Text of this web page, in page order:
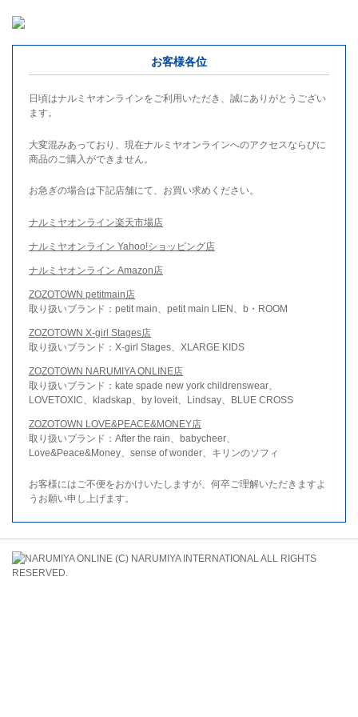
お客様各位
日頃はナルミヤオンラインをご利用いただき、誠にありがとうござい
ます。
大変混みあっており、現在ナルミヤオンラインへのアクセスならびに
商品のご購入ができません。
お急ぎの場合は下記店舗にて、お買い求めください。
ナルミヤオンライン楽天市場店
ナルミヤオンライン Yahoo!ショッピング店
ナルミヤオンライン Amazon店
ZOZOTOWN petitmain店
取り扱いブランド：petit main、petit main LIEN、b・ROOM
ZOZOTOWN X-girl Stages店
取り扱いブランド：X-girl Stages、XLARGE KIDS
ZOZOTOWN NARUMIYA ONLINE店
取り扱いブランド：kate spade new york childrenswear、
LOVETOXIC、kladskap、by loveit、Lindsay、BLUE CROSS
ZOZOTOWN LOVE&PEACE&MONEY店
取り扱いブランド：After the rain、babycheer、
Love&Peace&Money、sense of wonder、キリンのソフィ
お客様にはご不便をおかけいたしますが、何卒ご理解いただきますよ
うお願い申し上げます。